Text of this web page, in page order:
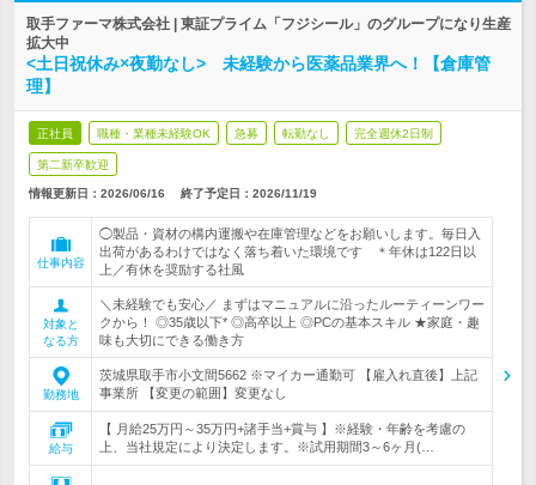
取手ファーマ株式会社 | 東証プライム「フジシール」のグループになり生産
拡大中
<土日祝休み×夜勤なし> 未経験から医薬品業界へ！【倉庫管
理】
正社員 職種・業種未経験OK 急募 転勤なし 完全週休2日制
第二新卒歓迎
情報更新日：2026/06/16 終了予定日： 2026/11/19
仕事内容
◯製品・資材の構内運搬や在庫管理などをお願いします。毎日入
出荷があるわけではなく落ち着いた環境です ＊年休は122日以
上／有休を奨励する社風
対象と
なる方
＼未経験でも安心／ まずはマニュアルに沿ったルーティーンワー
クから！ ◎35歳以下* ◎高卒以上 ◎PCの基本スキル ★家庭・趣
味も大切にできる働き方
勤務地
茨城県取手市小文間5662 ※マイカー通勤可 【雇入れ直後】上記
事業所 【変更の範囲】変更なし
給与
【 月給25万円～35万円+諸手当+賞与 】※経験・年齢を考慮の
上、当社規定により決定します。※試用期間3～6ヶ月(…